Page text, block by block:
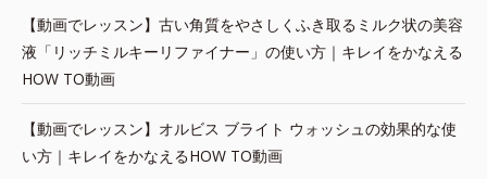
【動画でレッスン】古い角質をやさしくふき取るミルク状の美容
液「リッチミルキーリファイナー」の使い方｜キレイをかなえる
HOW TO動画
【動画でレッスン】オルビス ブライト ウォッシュの効果的な使
い方｜キレイをかなえるHOW TO動画